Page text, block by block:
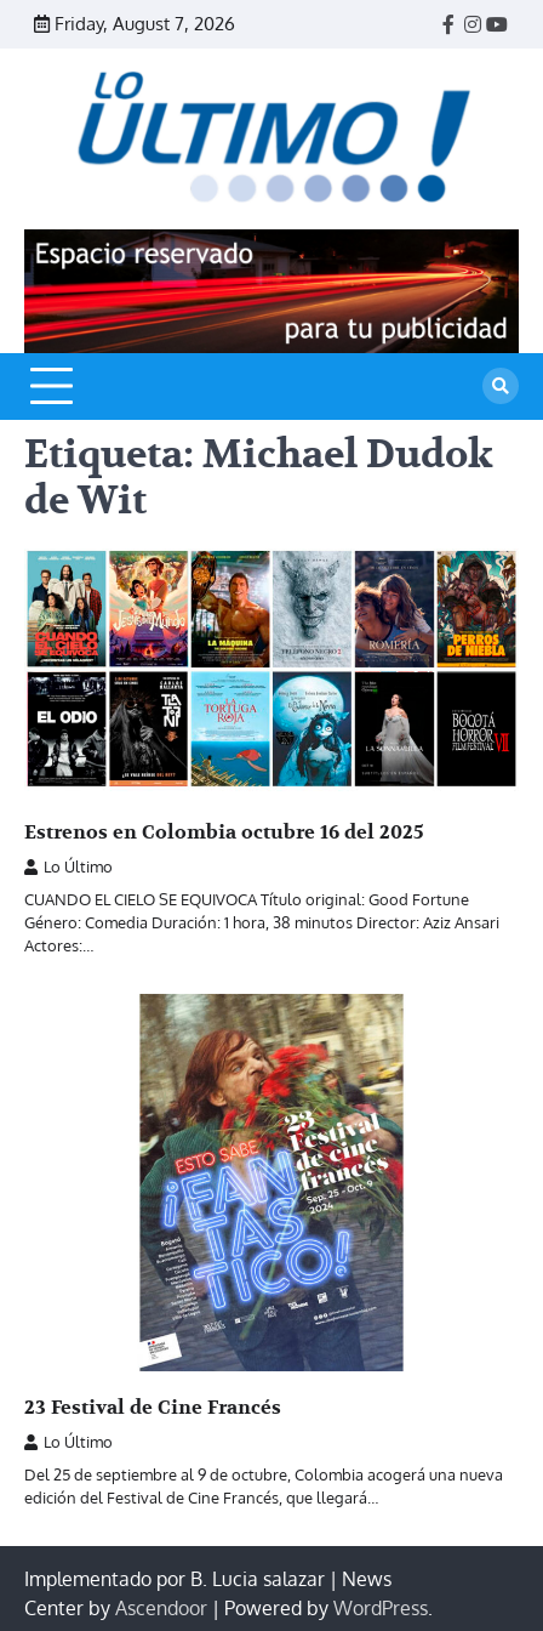
Skip
Friday, August 7, 2026
Facebook
Etiqueta: Michael Dudok
de Wit
Estrenos en Colombia octubre 16 del 2025
Lo Último
CUANDO EL CIELO SE EQUIVOCA Título original: Good Fortune
Género: Comedia Duración: 1 hora, 38 minutos Director: Aziz Ansari
Actores:…
23 Festival de Cine Francés
Lo Último
Del 25 de septiembre al 9 de octubre, Colombia acogerá una nueva
edición del Festival de Cine Francés, que llegará…
Implementado por B. Lucia salazar | News
Center by Ascendoor | Powered by WordPress